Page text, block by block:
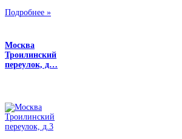
Подробнее »
Москва
Троилинский
переулок, д…